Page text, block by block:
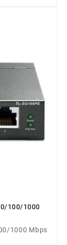
100/1000
1000 Mbps